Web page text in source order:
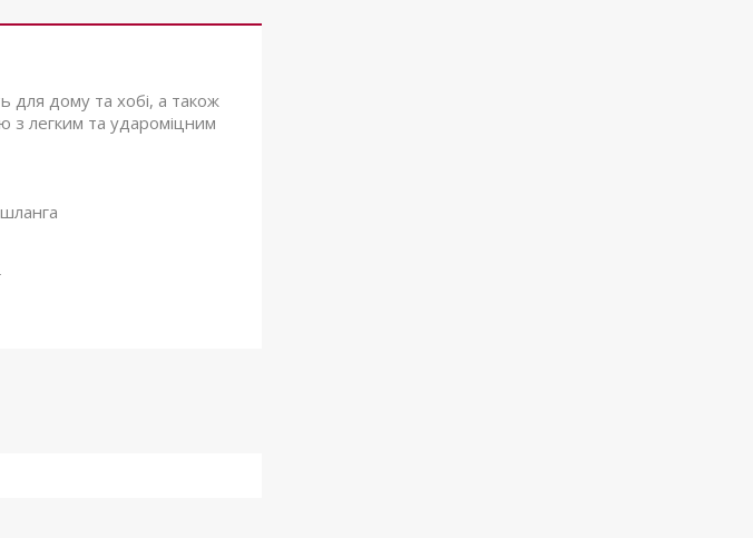
для дому та хобі, а також
з легким та удароміцним